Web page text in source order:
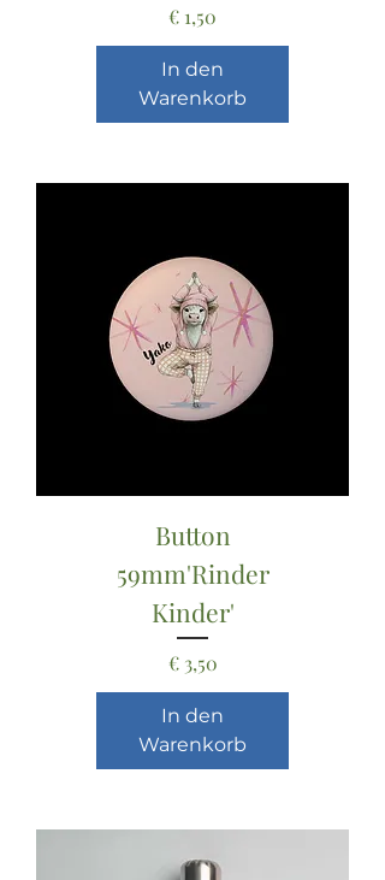
Preis
€ 1,50
In den
Warenkorb
Button
59mm'Rinder
Kinder'
Preis
€ 3,50
In den
Warenkorb